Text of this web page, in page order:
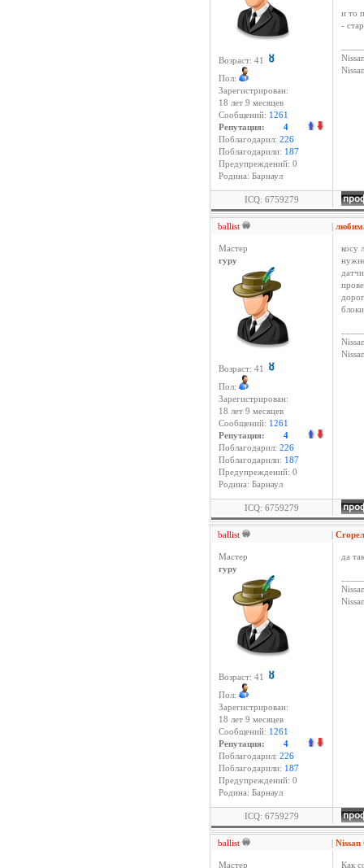
Возраст: 41
Пол:
Зарегистрирован:
18 лет 9 месяцев
Сообщений: 1261
Репутация: 4
Поблагодарил: 226
Поблагодарили: 187
Предупреждений: 0
Родина: Барнаул
и то
-
ICQ: 6759279
ballist |
Мастер
гуру
Возраст: 41
Пол:
Зарегистрирован:
18 лет 9 месяцев
Сообщений: 1261
Репутация: 4
Поблагодарил: 226
Поблагодарили: 187
Предупреждений: 0
Родина: Барнаул
косу
ICQ: 6759279
ballist |
Мастер
гуру
Возраст: 41
Пол:
Зарегистрирован:
18 лет 9 месяцев
Сообщений: 1261
Репутация: 4
Поблагодарил: 226
Поблагодарили: 187
Предупреждений: 0
Родина: Барнаул
да
ICQ: 6759279
ballist |
Мастер Как